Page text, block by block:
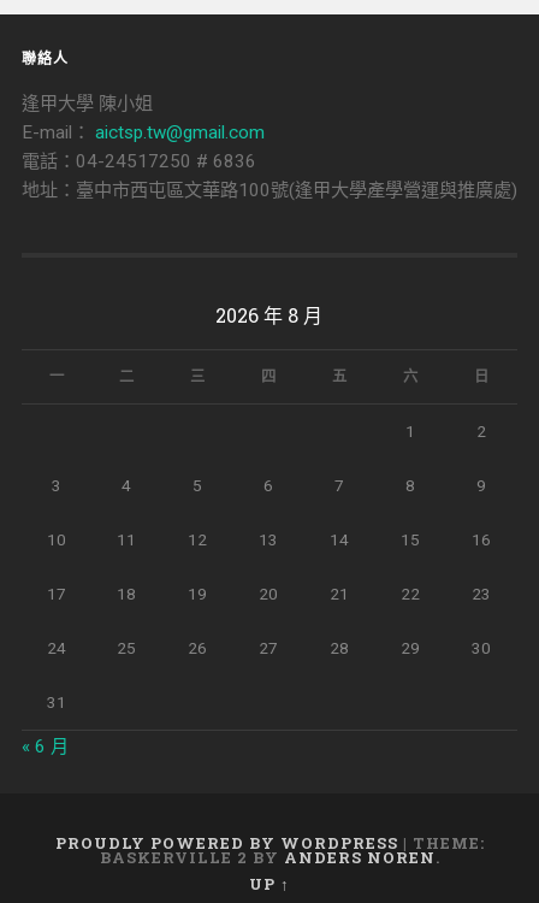
聯絡人
逢甲大學 陳小姐
E-mail： aictsp.tw@gmail.com
電話：04-24517250 # 6836
地址：臺中市西屯區文華路100號(逢甲大學產學營運與推廣處)
2026 年 8 月
一 二 三 四 五 六 日
1 2
3 4 5 6 7 8 9
10 11 12 13 14 15 16
17 18 19 20 21 22 23
24 25 26 27 28 29 30
31
« 6 月
PROUDLY POWERED BY WORDPRESS | THEME:
BASKERVILLE 2 BY ANDERS NOREN.
UP ↑